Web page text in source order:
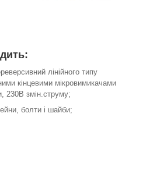
лінійного типу
кінцевими мікровимикачами
230В змін.струму;
болти і шайби;